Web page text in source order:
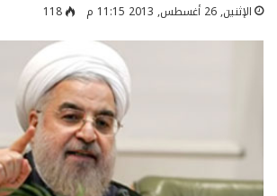
الإثنين, 26 أغسطس, 2013 11:15 م 118